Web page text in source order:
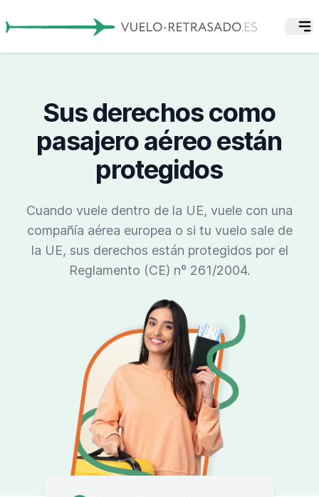
Sus derechos como
pasajero aéreo están
protegidos
Cuando vuele dentro de la UE, vuele con una
compañía aérea europea o si tu vuelo sale de
la UE, sus derechos están protegidos por el
Reglamento (CE) nº 261/2004.